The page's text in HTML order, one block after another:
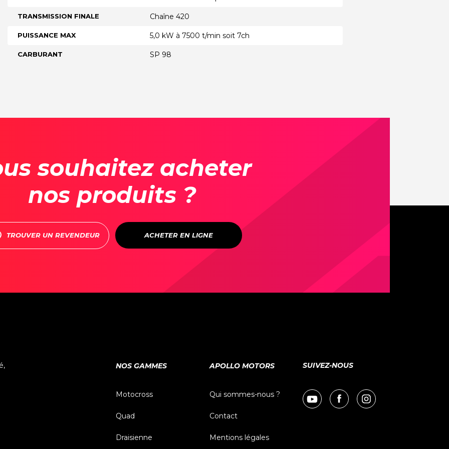
TRANSMISSION FINALE Chaîne 420
PUISSANCE MAX 5,0 kW à 7500 t/min soit 7ch
CARBURANT SP 98
souhaitez acheter
nos produits ?
TROUVER UN REVENDEUR ACHETER EN LIGNE
NOS GAMMES
Motocross
Quad
Draisienne
APOLLO MOTORS
Qui sommes-nous ?
Contact
Mentions légales
SUIVEZ-NOUS